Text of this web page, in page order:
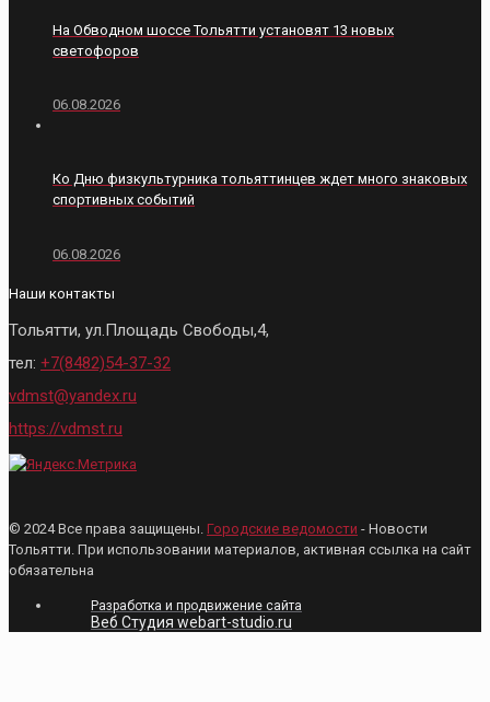
На Обводном шоссе Тольятти установят 13 новых
светофоров
06.08.2026
Ко Дню физкультурника тольяттинцев ждет много знаковых
спортивных событий
06.08.2026
Наши контакты
Тольятти, ул.Площадь Свободы,4,
тел: +7(8482)54-37-32
vdmst@yandex.ru
https://vdmst.ru
© 2024 Все права защищены. Городские ведомости - Новости
Тольятти. При использовании материалов, активная ссылка на сайт
обязательна
Разработка и продвижение сайта
Веб Студия webart-studio.ru